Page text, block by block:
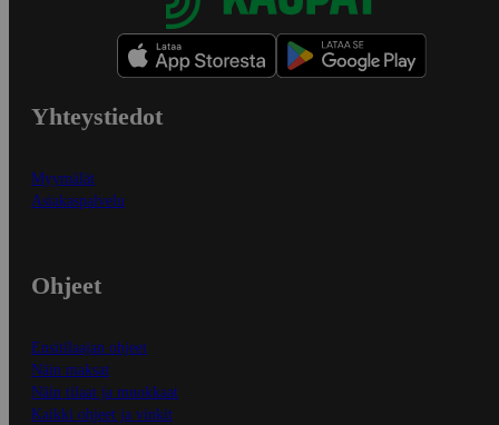
Yhteystiedot
Myymälät
Asiakaspalvelu
Ohjeet
Ensitilaajan ohjeet
Näin maksat
Näin tilaat ja muokkaat
Kaikki ohjeet ja vinkit